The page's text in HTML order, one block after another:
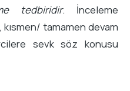
tedbiridir. İnceleme
kısmen/ tamamen devam
sevk söz konusu